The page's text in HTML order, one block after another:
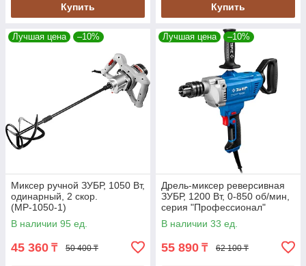
Купить Купить
Лучшая цена –10%
Миксер ручной ЗУБР, 1050 Вт,
одинарный, 2 скор.
(МР-1050-1)
В наличии 95 ед.
45 360 ₸ 50 400 ₸
Лучшая цена –10%
Дрель-миксер реверсивная
ЗУБР, 1200 Вт, 0-850 об/мин,
серия "Профессионал"
(ЗДМ-1200 РММ2)
В наличии 33 ед.
55 890 ₸ 62 100 ₸